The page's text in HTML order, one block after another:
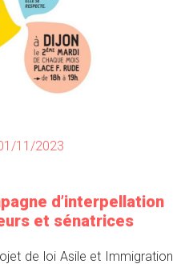
11/2023
d’interpellation
et sénatrices
de loi Asile et Immigration